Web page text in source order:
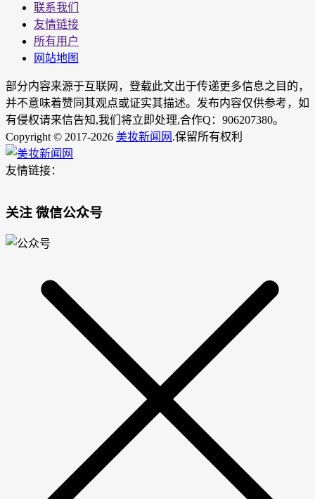
联系我们
友情链接
所有用户
网站地图
部分内容来源于互联网，登载此文出于传递更多信息之目的，
并不意味着赞同其观点或证实其描述。发布内容仅供参考，如
有侵权请来信告知,我们将立即处理,合作Q：906207380。
Copyright © 2017-2026 美妆新闻网 .保留所有权利
友情链接：
关注 微信公众号